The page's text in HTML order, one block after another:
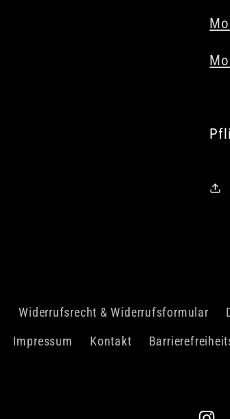
Widerrufsrecht & Widerrufsformular
Impressum
Kontakt